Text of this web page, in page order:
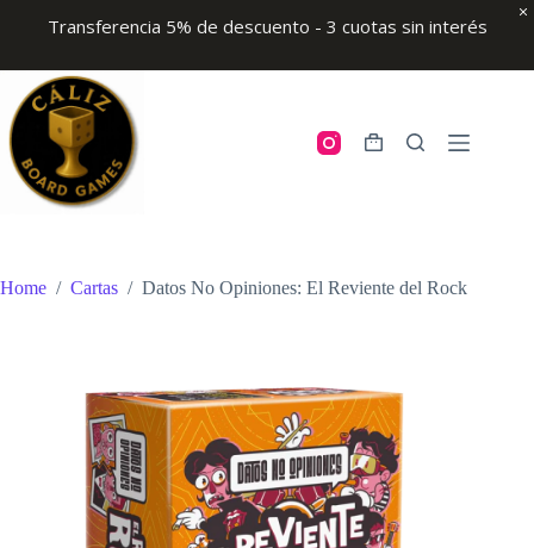
Transferencia 5% de descuento - 3 cuotas sin interés
content
Shopping
Home / Cartas / Datos No Opiniones: El Reviente del Rock